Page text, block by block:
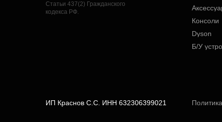
ИП Краснов С.С. ИНН 632306399021
Б/У
Dyson
Консоли
Статьи 437(2) Гражданского
кодекса РФ.